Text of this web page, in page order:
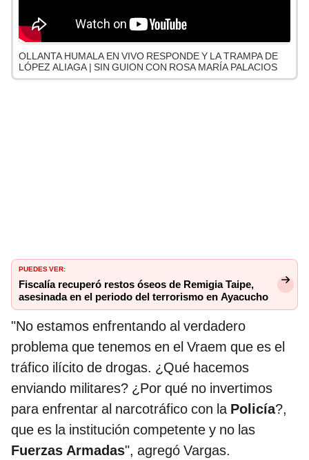
OLLANTA HUMALA EN VIVO RESPONDE Y LA TRAMPA DE
LÓPEZ ALIAGA | SIN GUION CON ROSA MARÍA PALACIOS
PUEDES VER:
Fiscalía recuperó restos óseos de Remigia Taipe,
asesinada en el periodo del terrorismo en Ayacucho
"No estamos enfrentando al verdadero
problema que tenemos en el Vraem que es el
tráfico ilícito de drogas. ¿Qué hacemos
enviando militares? ¿Por qué no invertimos
para enfrentar al narcotráfico con la Policía?,
que es la institución competente y no las
Fuerzas Armadas", agregó Vargas.